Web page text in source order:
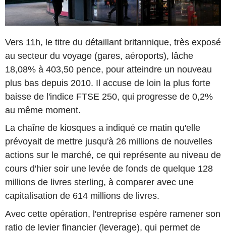
Vers 11h, le titre du détaillant britannique, très exposé
au secteur du voyage (gares, aéroports), lâche
18,08% à 403,50 pence, pour atteindre un nouveau
plus bas depuis 2010. Il accuse de loin la plus forte
baisse de l'indice FTSE 250, qui progresse de 0,2%
au même moment.
La chaîne de kiosques a indiqué ce matin qu'elle
prévoyait de mettre jusqu'à 26 millions de nouvelles
actions sur le marché, ce qui représente au niveau de
cours d'hier soir une levée de fonds de quelque 128
millions de livres sterling, à comparer avec une
capitalisation de 614 millions de livres.
Avec cette opération, l'entreprise espère ramener son
ratio de levier financier (leverage), qui permet de